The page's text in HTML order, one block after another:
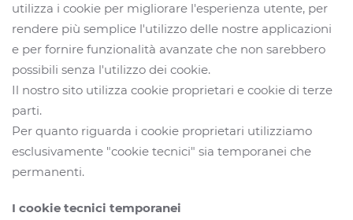
utilizza i cookie per migliorare l'esperienza utente, per
rendere più semplice l'utilizzo delle nostre applicazioni
e per fornire funzionalità avanzate che non sarebbero
possibili senza l'utilizzo dei cookie.
Il nostro sito utilizza cookie proprietari e cookie di terze
parti.
Per quanto riguarda i cookie proprietari utilizziamo
esclusivamente "cookie tecnici" sia temporanei che
permanenti.
I cookie tecnici temporanei